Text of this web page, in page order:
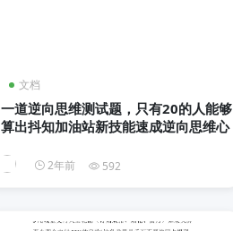
文档
一道逆向思维测试题，只有20的人能够
算出抖知加油站新技能速成逆向思维心
2年前 592